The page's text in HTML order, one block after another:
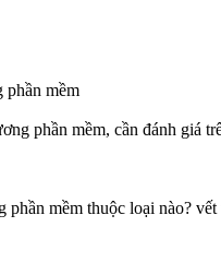
phần mềm
phần mềm, cần đánh giá
phần mềm thuộc loại nào?